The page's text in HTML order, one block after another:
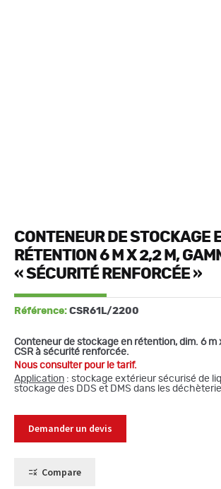
CONTENEUR DE STOCKAGE
RÉTENTION 6 M X 2,2 M,
« SÉCURITÉ RENFORCÉE »
Référence: CSR61L/2200
Conteneur de stockage en rétention, dim. 6 m
CSR à sécurité renforcée.
Nous consulter pour le tarif.
Application : stockage extérieur sécurisé de
stockage des DDS et DMS dans les
Demander un devis
Compare